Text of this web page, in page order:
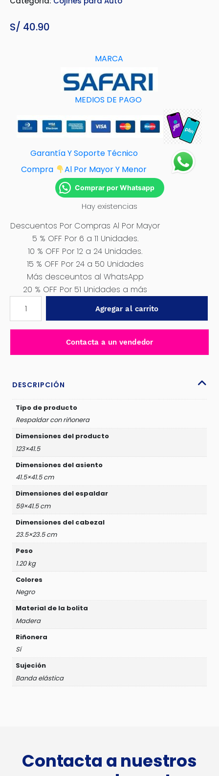
S/ 40.90
MARCA
MEDIOS DE PAGO
Garantía Y Soporte Técnico
Compra
Al Por Mayor Y Menor
Comprar por Whatsapp
Hay existencias
Descuentos Por Compras Al Por Mayor
5 % OFF Por 6 a 11 Unidades.
10 % OFF Por 12 a 24 Unidades.
15 % OFF Por 24 a 50 Unidades
Más desceuntos al WhatsApp
20 % OFF Por 51 Unidades a más
BOLITAS
C/RIÑONERA
SF-
cantidad
Agregar al carrito
Contacta a un vendedor
DESCRIPCIÓN
Tipo de producto
Respaldar con riñonera
Dimensiones del producto
123×41.5
Dimensiones del asiento
41.5×41.5 cm
Dimensiones del espaldar
59×41.5 cm
Dimensiones del cabezal
23.5×23.5 cm
Peso
1.20 kg
Colores
Negro
Material de la bolita
Madera
Riñonera
Sí
Sujeción
Banda elástica
Contacta a nuestros